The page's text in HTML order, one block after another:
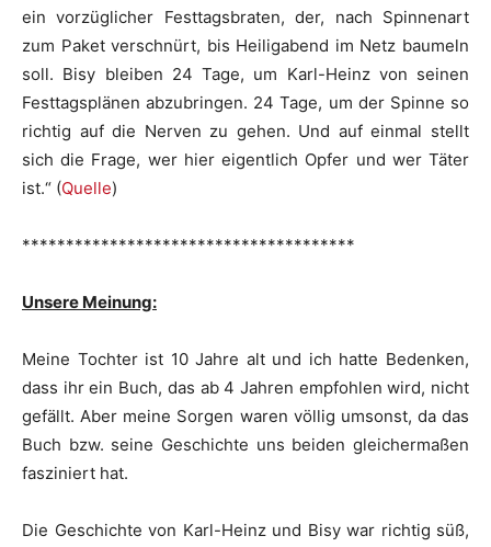
ein vorzüglicher Festtagsbraten, der, nach Spinnenart
zum Paket verschnürt, bis Heiligabend im Netz baumeln
soll. Bisy bleiben 24 Tage, um Karl-Heinz von seinen
Festtagsplänen abzubringen. 24 Tage, um der Spinne so
richtig auf die Nerven zu gehen. Und auf einmal stellt
sich die Frage, wer hier eigentlich Opfer und wer Täter
ist.“ (Quelle)
**************************************
Unsere Meinung:
Meine Tochter ist 10 Jahre alt und ich hatte Bedenken,
dass ihr ein Buch, das ab 4 Jahren empfohlen wird, nicht
gefällt. Aber meine Sorgen waren völlig umsonst, da das
Buch bzw. seine Geschichte uns beiden gleichermaßen
fasziniert hat.
Die Geschichte von Karl-Heinz und Bisy war richtig süß,